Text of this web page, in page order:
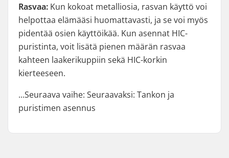
Rasvaa: Kun kokoat metalliosia, rasvan käyttö voi
helpottaa elämääsi huomattavasti, ja se voi myös
pidentää osien käyttöikää. Kun asennat HIC-
puristinta, voit lisätä pienen määrän rasvaa
kahteen laakerikuppiin sekä HIC-korkin
kierteeseen.
...Seuraava vaihe: Seuraavaksi: Tankon ja
puristimen asennus